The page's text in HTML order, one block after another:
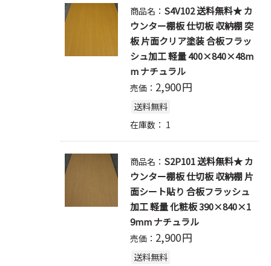
商品名： S4V102 送料無料★ カ
ウンター棚板 仕切板 収納棚 突
板 片面クリア塗装 合板フラッ
シュ加工 軽量 400×840×48m
m ナチュラル
売価： 2,900円
送料無料
在庫数： 1
商品名： S2P101 送料無料★ カ
ウンター棚板 仕切板 収納棚 片
面シート貼り 合板フラッシュ
加工 軽量 化粧板 390×840×1
9mm ナチュラル
売価： 2,900円
送料無料